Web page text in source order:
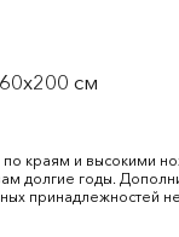
см
краям и высокими
долгие годы.
принадлежностей